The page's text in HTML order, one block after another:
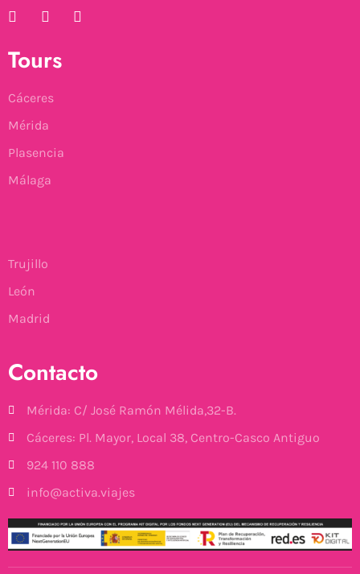
Tours
Cáceres
Mérida
Plasencia
Málaga
Trujillo
León
Madrid
Contacto
Mérida: C/ José Ramón Mélida,32-B.
Cáceres: Pl. Mayor, Local 38, Centro-Casco Antiguo
924 110 888
info@activa.viajes